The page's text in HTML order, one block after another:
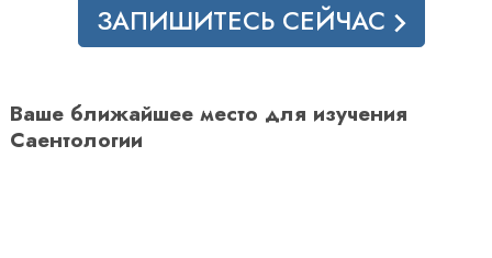
ЗАПИШИТЕСЬ СЕЙЧАС
Ваше ближайшее место для изучения
Саентологии